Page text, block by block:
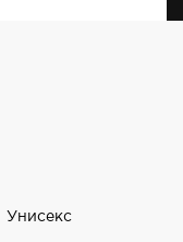
Унисекс